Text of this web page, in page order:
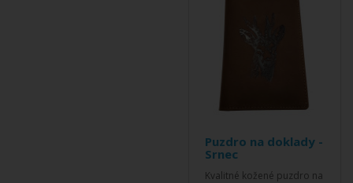
Puzdro na doklady -
Srnec
Kvalitné kožené puzdro na